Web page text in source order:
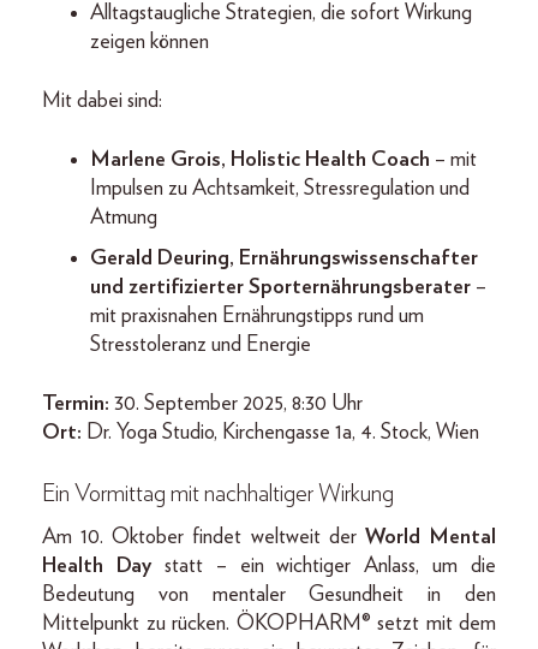
Alltagstaugliche Strategien, die sofort Wirkung
zeigen können
Mit dabei sind:
Marlene Grois, Holistic Health Coach – mit
Impulsen zu Achtsamkeit, Stressregulation und
Atmung
Gerald Deuring, Ernährungswissenschafter
und zertifizierter Sporternährungsberater –
mit praxisnahen Ernährungstipps rund um
Stresstoleranz und Energie
Termin: 30. September 2025, 8:30 Uhr
Ort: Dr. Yoga Studio, Kirchengasse 1a, 4. Stock, Wien
Ein Vormittag mit nachhaltiger Wirkung
Am 10. Oktober findet weltweit der World Mental
Health Daystatt – ein wichtiger Anlass, um die
Bedeutung von mentaler Gesundheit in den
Mittelpunkt zu rücken. ÖKOPHARM® setzt mit dem